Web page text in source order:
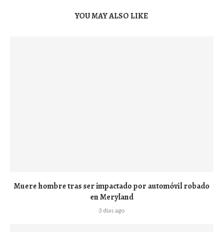
YOU MAY ALSO LIKE
Muere hombre tras ser impactado por automóvil robado
en Meryland
3 días ago